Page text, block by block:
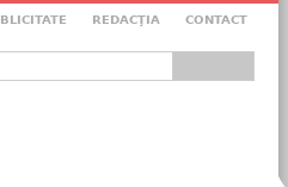
REDACŢIA CONTACT
de căutare